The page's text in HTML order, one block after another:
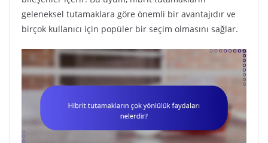
geleneksel tutamaklara göre önemli bir avantajıdır ve
birçok kullanıcı için popüler bir seçim olmasını sağlar.